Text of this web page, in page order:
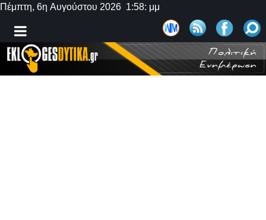
Πέμπτη, 6η Αυγούστου 2026 1:58: μμ